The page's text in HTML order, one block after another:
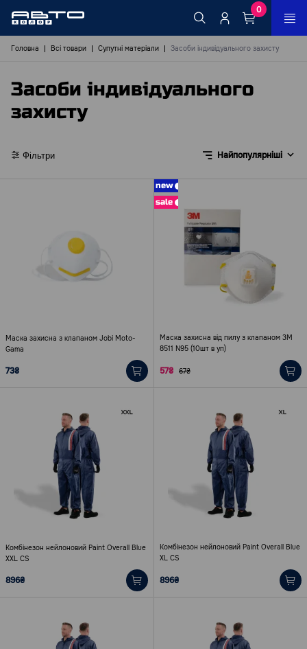
0
Головна Всі товари Супутні матеріали Засоби індивідуального захисту
Засоби індивідуального
захисту
Фільтри Найпопулярніші
Маска захисна з клапаном Jobi Moto-
Gama
73₴
new
sale
Маска захисна від пилу з клапаном 3М
8511 N95 (10шт в уп)
57₴ 67₴
Комбінезон нейлоновий Paint Overall Blue
ХХL CS
896₴
Комбінезон нейлоновий Paint Overall Blue
ХL CS
896₴